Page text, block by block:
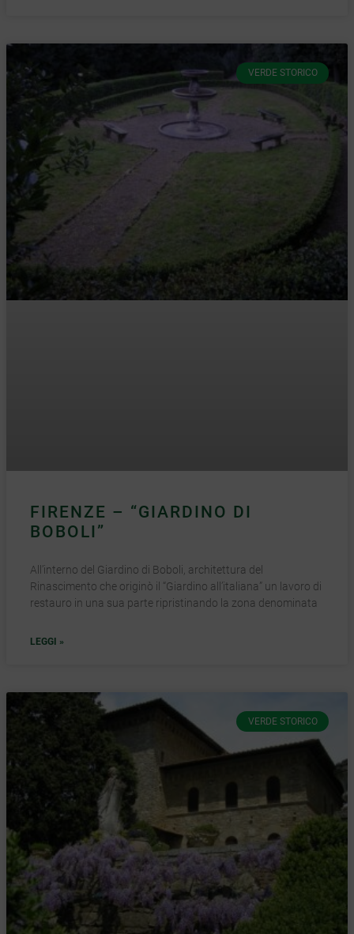
VERDE STORICO
FIRENZE – “GIARDINO DI
BOBOLI”
All’interno del Giardino di Boboli, architettura del
Rinascimento che originò il “Giardino all’italiana” un lavoro di
restauro in una sua parte ripristinando la zona denominata
LEGGI »
VERDE STORICO